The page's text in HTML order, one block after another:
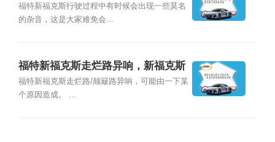
饰异响总结
福特新福克斯行驶过程中有时候会出现一些莫名
的杂音，这是大家难免会...
福特新福克斯走烂路异响，新福克斯
低速颠簸路异响
福特新福克斯走烂路/颠簸路异响，可能由一下某
个原因造成。 ...